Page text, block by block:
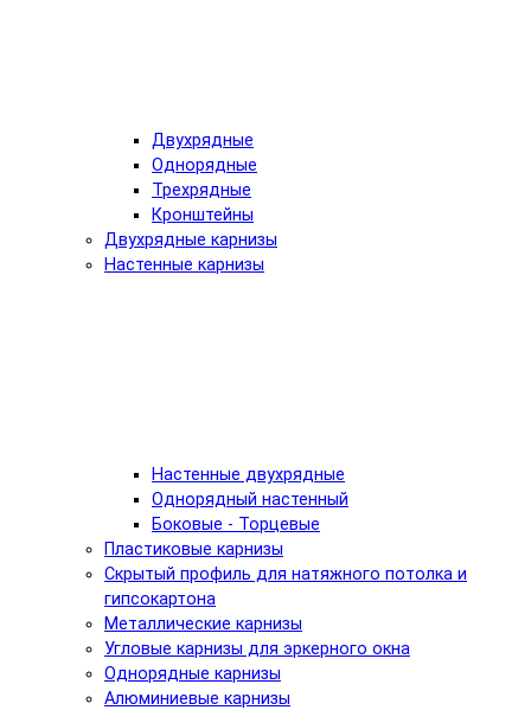
Двухрядные
Однорядные
Трехрядные
Кронштейны
Двухрядные карнизы
Настенные карнизы
Настенные двухрядные
Однорядный настенный
Боковые - Торцевые
Пластиковые карнизы
Скрытый профиль для натяжного потолка и
гипсокартона
Металлические карнизы
Угловые карнизы для эркерного окна
Однорядные карнизы
Алюминиевые карнизы